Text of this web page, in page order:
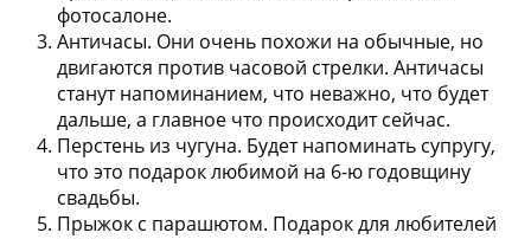
фотосалоне.
Античасы. Они очень похожи на обычные, но
двигаются против часовой стрелки. Античасы
станут напоминанием, что неважно, что будет
дальше, а главное что происходит сейчас.
Перстень из чугуна. Будет напоминать супругу,
что это подарок любимой на 6-ю годовщину
свадьбы.
Прыжок с парашютом. Подарок для любителей